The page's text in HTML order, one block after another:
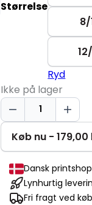
Størrelse
8/
Ryd
Ikke på lager
Cool
Kids
Club
Smiley
T-
shirt
antal
Køb nu - 179,00
Dansk printshop
Lynhurtig
Fri fragt ved